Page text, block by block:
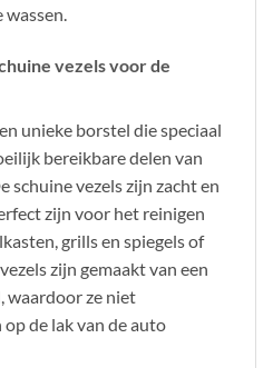
wassen.
vezels voor de
unieke borstel die speciaal
bereikbare delen van
schuine vezels zijn zacht en
zijn voor het reinigen
grills en spiegels of
zijn gemaakt van een
waardoor ze niet
de lak van de auto